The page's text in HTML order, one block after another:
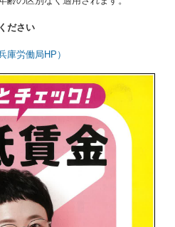
ださい
庫労働局HP）